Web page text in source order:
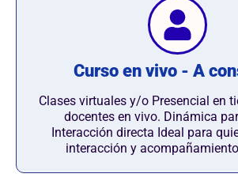
Curso en vivo - A
Clases virtuales y/o Presencial en
docentes en vivo. Dinámica
Interacción directa Ideal para
interacción y